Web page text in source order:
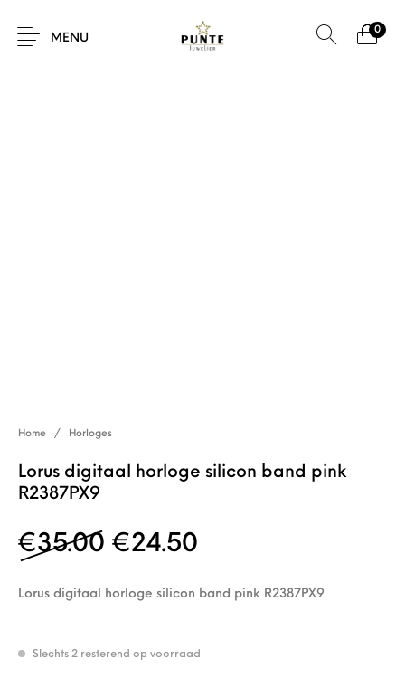
MENU
0
SALE!
Home / Horloges
Lorus digitaal horloge silicon band pink
R2387PX9
€35.00 Oorspronkelijke prijs
€24.50
Lorus digitaal horloge silicon band pink R2387PX9
Slechts 2 resterend op voorraad